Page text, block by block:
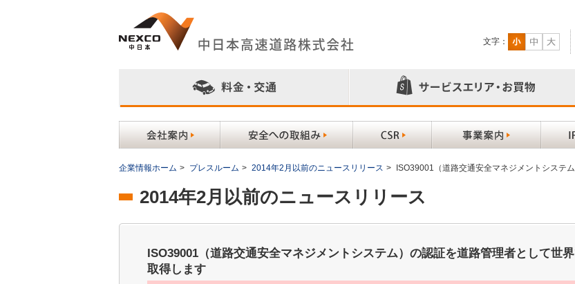
文字：
企業情報ホーム > プレスルーム > 2014年2月以前のニュースリリース > ISO39001（道路交通安全マネジメントシステ
2014年2月以前のニュースリリース
ISO39001（道路交通安全マネジメントシステム）の認証を道路管理者として世
取得します